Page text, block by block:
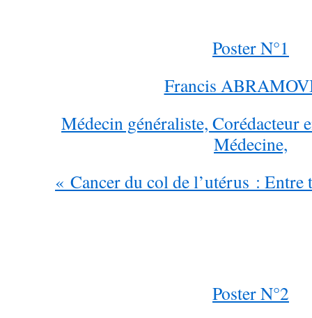
Poster N°1
Francis
Médecin généraliste, Corédacteur
Médecine,
« Cancer du col de l’utérus :
Poster N°2